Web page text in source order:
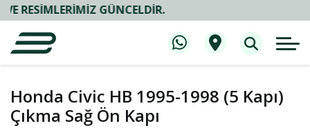
GÜNCELDIR.
Honda Civic HB 1995-1998 (5 Kapı)
Çıkma Sağ Ön Kapı